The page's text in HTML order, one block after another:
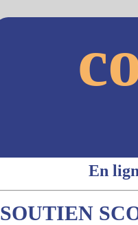
En
SOUTIEN